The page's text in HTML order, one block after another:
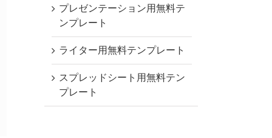
プレゼンテーション用無料テ
ンプレート
ライター用無料テンプレート
スプレッドシート用無料テン
プレート